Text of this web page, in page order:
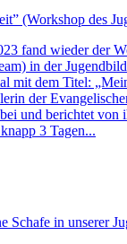
(Workshop des
fand wieder der
in der
mit dem Titel:
der
und berichtet von
3 Tagen...
Schafe in unserer